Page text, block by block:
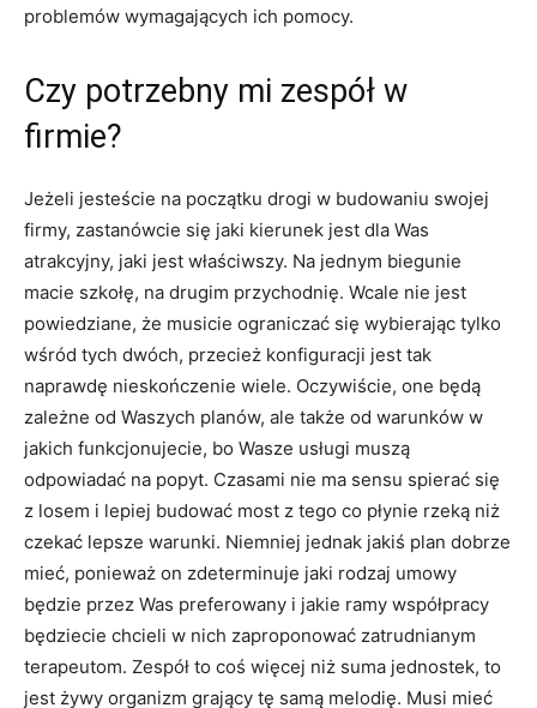
problemów wymagających ich pomocy.
Czy potrzebny mi zespół w
firmie?
Jeżeli jesteście na początku drogi w budowaniu swojej
firmy, zastanówcie się jaki kierunek jest dla Was
atrakcyjny, jaki jest właściwszy. Na jednym biegunie
macie szkołę, na drugim przychodnię. Wcale nie jest
powiedziane, że musicie ograniczać się wybierając tylko
wśród tych dwóch, przecież konfiguracji jest tak
naprawdę nieskończenie wiele. Oczywiście, one będą
zależne od Waszych planów, ale także od warunków w
jakich funkcjonujecie, bo Wasze usługi muszą
odpowiadać na popyt. Czasami nie ma sensu spierać się
z losem i lepiej budować most z tego co płynie rzeką niż
czekać lepsze warunki. Niemniej jednak jakiś plan dobrze
mieć, ponieważ on zdeterminuje jaki rodzaj umowy
będzie przez Was preferowany i jakie ramy współpracy
będziecie chcieli w nich zaproponować zatrudnianym
terapeutom. Zespół to coś więcej niż suma jednostek, to
jest żywy organizm grający tę samą melodię. Musi mieć